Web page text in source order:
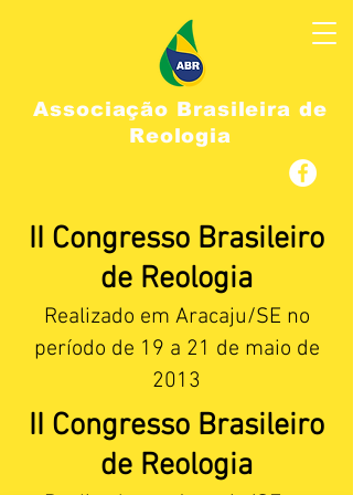
Associação Brasileira de
Reologia
II Congresso Brasileiro
de Reologia
Realizado em Aracaju/SE no
período de 19 a 21 de maio de
2013
II Congresso Brasileiro
de Reologia